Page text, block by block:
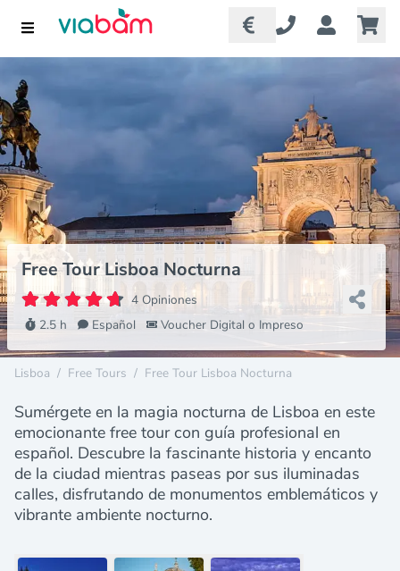
Free Tour Lisboa Nocturna
4 Opiniones
2.5 h
Español Voucher Digital o Impreso
Lisboa / Free Tours / Free Tour Lisboa Nocturna
Sumérgete en la magia nocturna de Lisboa en este
emocionante free tour con guía profesional en
español. Descubre la fascinante historia y encanto
de la ciudad mientras paseas por sus iluminadas
calles, disfrutando de monumentos emblemáticos y
vibrante ambiente nocturno.